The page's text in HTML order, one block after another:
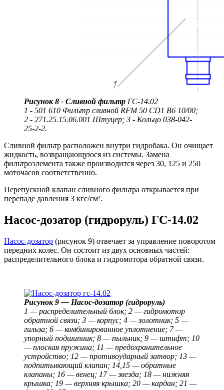
Рисунок 8 - Сливной фильтр ГС-14.02
1 - 501 610 Фильтр сливной RFM 50 CD1 B6 10/00;
2 - 271.25.15.06.001 Штуцер; 3 - Кольцо 038-042-
25-2-2.
Сливной фильтр расположен внутри гидробака. Он очищает
жидкость, возвращающуюся из системы. Замена
фильтроэлемента также производится через 30, 125 и 250
моточасов соответственно.
Перепускной клапан сливного фильтра открывается при
перепаде давления 3 кгс/см².
Насос-дозатор (гидроруль) ГС-14.02
Насос-дозатор (рисунок 9) отвечает за управление поворотом
передних колес. Он состоит из двух основных частей:
распределительного блока и гидромотора обратной связи.
Рисунок 9 — Насос-дозатор (гидроруль)
1 — распределительный блок; 2 — гидромотор
обратной связи; 3 — корпус; 4 — золотник; 5 —
гильза; 6 — комбинированное уплотнение; 7 —
упорный подшипник; 8 — пыльник; 9 — штифт; 10
— плоская пружина; 11 — предохранительное
устройство; 12 — противоударный затвор; 13 —
подпитывающий клапан; 14,15 — обратные
клапаны; 16 — венец; 17 — звезда; 18 — нижняя
крышка; 19 — верхняя крышка; 20 — кардан; 21 —